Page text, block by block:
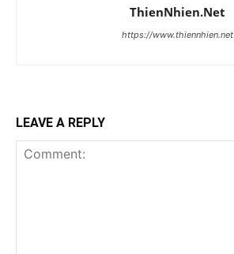
ThienNhien.Net
https://www.thiennhien.net
LEAVE A REPLY